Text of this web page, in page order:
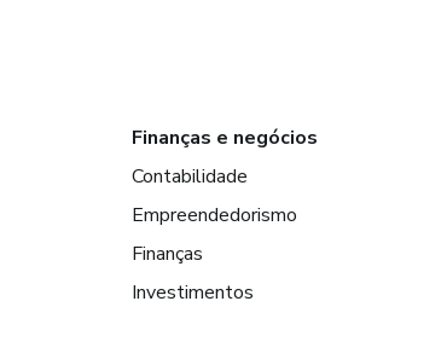
Finanças e negócios
Contabilidade
Empreendedorismo
Finanças
Investimentos